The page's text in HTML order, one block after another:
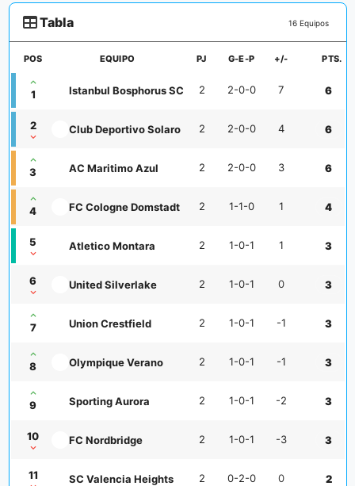
Tabla 16 Equipos
POS EQUIPO PJ G-E-P +/- PTS.
1 Istanbul Bosphorus SC 2 2-0-0 7 6
2 Club Deportivo Solaro 2 2-0-0 4 6
3 AC Maritimo Azul 2 2-0-0 3 6
4 FC Cologne Domstadt 2 1-1-0 1 4
5 Atletico Montara 2 1-0-1 1 3
6 United Silverlake 2 1-0-1 0 3
7 Union Crestfield 2 1-0-1 -1 3
8 Olympique Verano 2 1-0-1 -1 3
9 Sporting Aurora 2 1-0-1 -2 3
10 FC Nordbridge 2 1-0-1 -3 3
11 SC Valencia Heights 2 0-2-0 0 2